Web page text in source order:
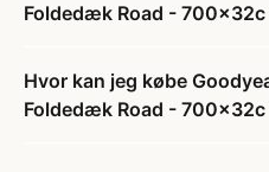
Foldedæk Road - 700x32c
Hvor kan jeg købe
Foldedæk Road - 700x32c